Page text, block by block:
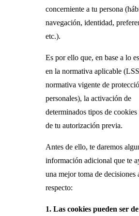
concerniente a tu persona
navegación, identidad,
etc.).
Es por ello que, en base a lo
en la normativa aplicable
normativa vigente de
personales), la activación de
determinados tipos de cookies
de tu autorización previa.
Antes de ello, te daremos
información adicional que te
una mejor toma de decisiones
respecto:
1. Las cookies pueden ser